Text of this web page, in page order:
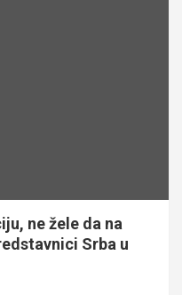
ne žele da na
Srba u